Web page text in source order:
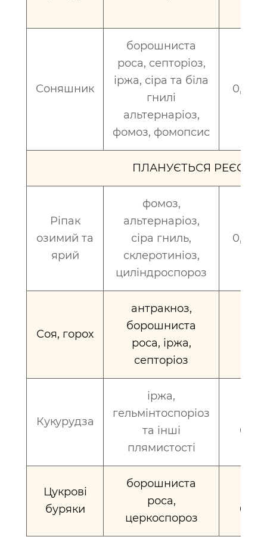
Соняшник
борошниста
роса, септоріоз,
іржа, сіра та біла
гнилі
альтернаріоз,
фомоз, фомопсис
0,5 -
ПЛАНУЄТЬСЯ
Ріпак
озимий та
ярий
фомоз,
альтернаріоз,
сіра гниль,
склеротиніоз,
циліндроспороз
0,5 -
Соя, горох
антракноз,
борошниста
роса, іржа,
септоріоз
Кукурудза
іржа,
гельмінтоспоріоз
та інші
плямистості
0,75
Цукрові
буряки
борошниста
роса,
церкоспороз
0,75